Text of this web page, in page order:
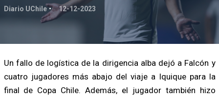
Diario UChile 12-12-2023
Un fallo de logística de la dirigencia alba dejó a Falcón y
cuatro jugadores más abajo del viaje a Iquique para la
final de Copa Chile. Además, el jugador también hizo